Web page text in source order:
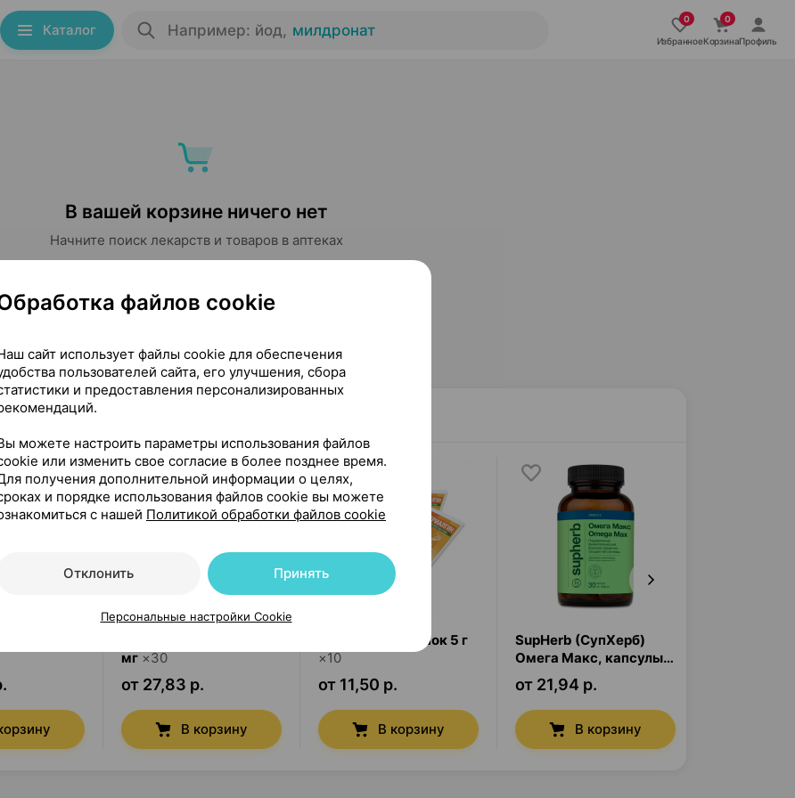
Каталог Например: йод, милдронат
ИзбранноеКорзинаПрофиль
В вашей корзине ничего нет
Начните поиск лекарств и товаров в аптеках
Начать поиск
мг×30
от 27,83 р.
В корзину
порошок 5 г
×10
от 11,50 р.
В корзину
SupHerb (СупХерб)
Омега Макс, капсулы
30
от 21,94 р.
В корзину
файлов cookie
сайт использует файлы cookie для обеспечения
пользователей сайта, его улучшения, сбора
и предоставления персонализированных
можете настроить параметры использования файлов
или изменить свое согласие в более позднее время.
получения дополнительной информации о целях,
и порядке использования файлов cookie вы можете
с нашей Политикой обработки файлов cookie
Отклонить Принять
Персональные настройки Cookie